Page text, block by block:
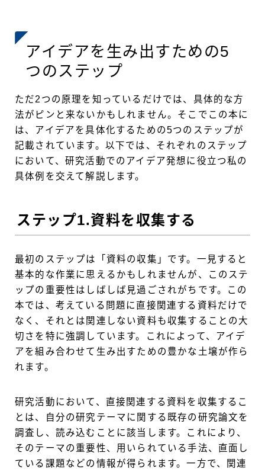
アイデアを生み出すための5
つのステップ
ただ2つの原理を知っているだけでは、具体的な方
法がピンと来ないかもしれません。そこでこの本に
は、アイデアを具体化するための5つのステップが
記載されています。以下では、それぞれのステップ
において、研究活動でのアイデア発想に役立つ私の
具体例を交えて解説します。
ステップ1.資料を収集する
最初のステップは「資料の収集」です。一見すると
基本的な作業に思えるかもしれませんが、このステ
ップの重要性はしばしば見過ごされがちです。この
本では、考えている問題に直接関連する資料だけで
なく、それとは関連しない資料も収集することの大
切さを特に強調しています。これによって、アイデ
アを組み合わせて生み出すための豊かな土壌が作ら
れます。
研究活動において、直接関連する資料を収集するこ
とは、自分の研究テーマに関する既存の研究論文を
調査し、読み込むことに該当します。これにより、
そのテーマの重要性、用いられている手法、直面し
ている課題などの情報が得られます。一方で、関連